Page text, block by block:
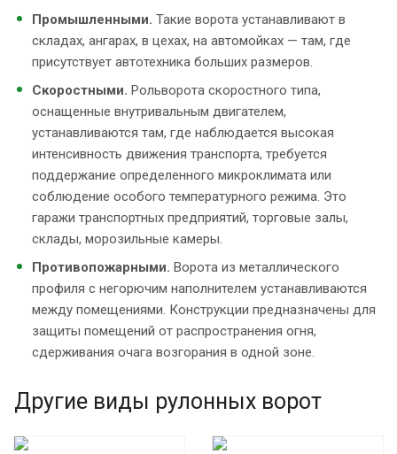
Промышленными. Такие ворота устанавливают в
складах, ангарах, в цехах, на автомойках — там, где
присутствует автотехника больших размеров.
Скоростными. Рольворота скоростного типа,
оснащенные внутривальным двигателем,
устанавливаются там, где наблюдается высокая
интенсивность движения транспорта, требуется
поддержание определенного микроклимата или
соблюдение особого температурного режима. Это
гаражи транспортных предприятий, торговые залы,
склады, морозильные камеры.
Противопожарными. Ворота из металлического
профиля с негорючим наполнителем устанавливаются
между помещениями. Конструкции предназначены для
защиты помещений от распространения огня,
сдерживания очага возгорания в одной зоне.
Другие виды рулонных ворот